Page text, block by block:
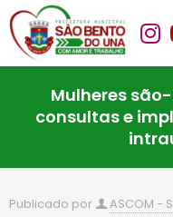
Mulheres
consultas e
Publicado por ASCOM -